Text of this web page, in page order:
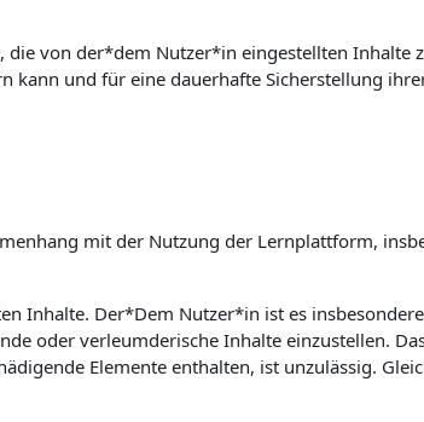
von der*dem Nutzer*in eingestellten Inhalte
kann und für eine dauerhafte Sicherstellung
mit der Nutzung der Lernplattform,
Inhalte. Der*Dem Nutzer*in ist es
oder verleumderische Inhalte einzustellen.
Elemente enthalten, ist unzulässig.